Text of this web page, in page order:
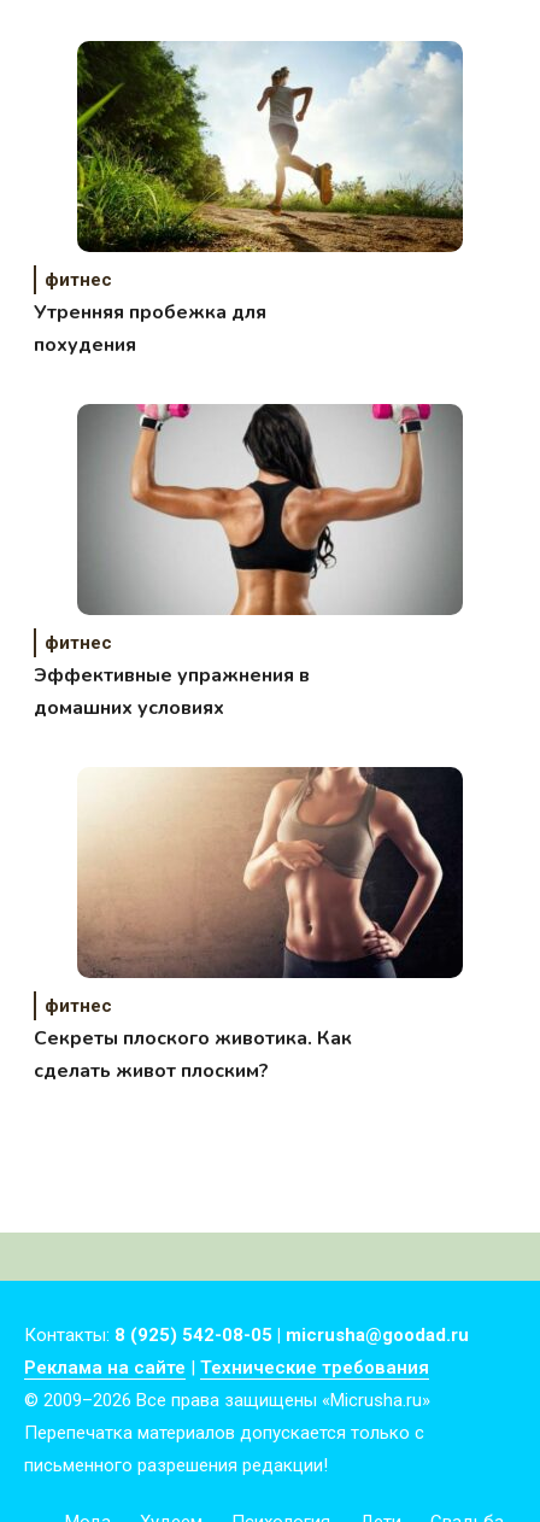
фитнес
Утренняя пробежка для
похудения
фитнес
Эффективные упражнения в
домашних условиях
фитнес
Секреты плоского животика. Как
сделать живот плоским?
Контакты: 8 (925) 542-08-05 | micrusha@goodad.ru
Реклама на сайте | Технические требования
© 2009–2026 Все права защищены «Micrusha.ru»
Перепечатка материалов допускается только с
письменного разрешения редакции!